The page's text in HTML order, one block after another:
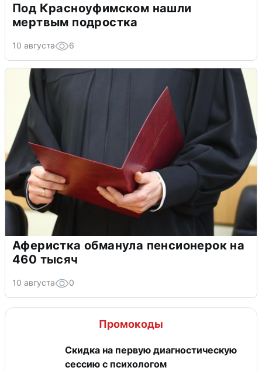
Под Красноуфимском нашли
мертвым подростка
10 августа 6
Аферистка обманула пенсионерок на
460 тысяч
10 августа 0
Промокоды
Скидка на первую диагностическую
сессию с психологом